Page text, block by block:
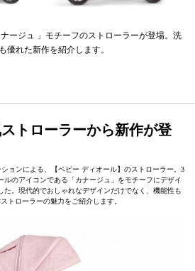
ージュ 」モチーフのストローラーが登場。洗
優れた新作を紹介します。
トローラーから新作が登
ョンによる、【ベビー ディオール】のストローラー。3
ルのアイコンである「カナージュ」をモチーフにデザイ
た。現代的でおしゃれなデザインだけでなく、機能性も
トローラーの魅力をご紹介します。